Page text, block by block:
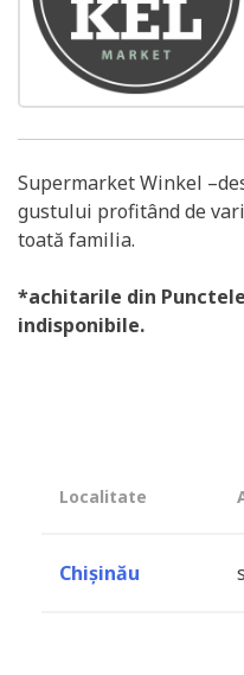
Supermarket Winkel
gustului profitând de
toată
*achitarile din
indisponibile.
Localitate
Chișinău